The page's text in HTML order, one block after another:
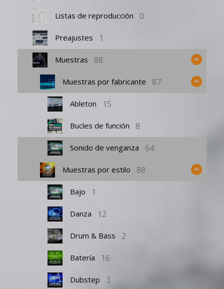
Listas de reproducción 0
Preajustes 1
Muestras 88
Muestras por fabricante 87
Ableton 15
Bucles de función 8
Sonido de venganza 64
Muestras por estilo 88
Bajo 1
Danza 12
Drum & Bass 2
Batería 16
Dubstep 3